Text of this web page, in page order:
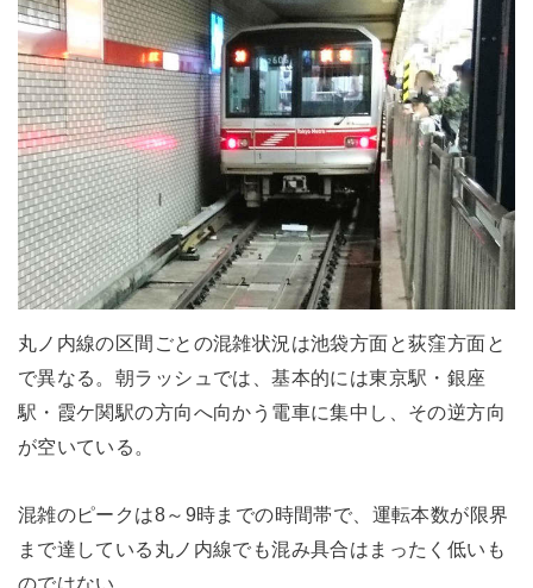
丸ノ内線の区間ごとの混雑状況は池袋方面と荻窪方面と
で異なる。朝ラッシュでは、基本的には東京駅・銀座
駅・霞ケ関駅の方向へ向かう電車に集中し、その逆方向
が空いている。
混雑のピークは8～9時までの時間帯で、運転本数が限界
まで達している丸ノ内線でも混み具合はまったく低いも